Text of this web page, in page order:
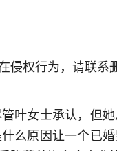
权行为，请联系
叶女士承认，但
么原因让一个已